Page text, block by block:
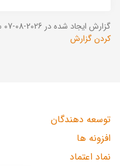
گزارش ایجاد شده در 2026-08-07 ساعت 18:58:36 (UTC +03:30).
کردن گزارش
توسعه دهندگان
افزونه ها
نماد اعتماد